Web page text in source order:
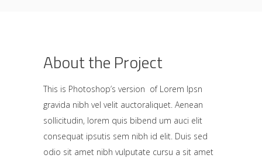
About the Project
This is Photoshop’s version of Lorem Ipsn
gravida nibh vel velit auctoraliquet. Aenean
sollicitudin, lorem quis bibend um auci elit
consequat ipsutis sem nibh id elit. Duis sed
odio sit amet nibh vulputate cursu a sit amet